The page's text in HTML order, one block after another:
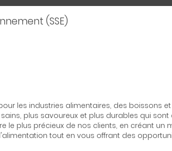
(SSE)
les industries alimentaires, des boissons
plus savoureux et plus durables qui
le plus précieux de nos clients, en créant un
tout en vous offrant des